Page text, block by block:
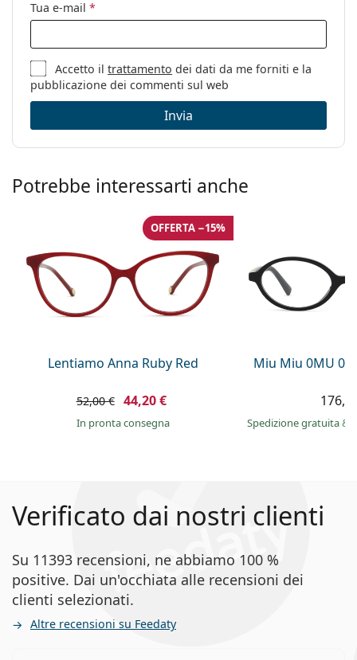
Sesso:
Donna
Categorie:
Occhiali da vista
Marca:
Esprit
Tua e-mail *
Accetto iltrattamento dei dati da me forniti e la
pubblicazione dei commenti sul web
Invia
Potrebbe interessarti anche
Lentiamo Anna Ruby Red
OFFERTA −15%
52,00 € 44,20 €
in pronta consegna
Miu Miu 0MU
Spedizione gratuita&
Verificato dai nostri clienti
Su 11393 recensioni, ne abbiamo 100 %
positive. Dai un'occhiata alle recensioni dei
clienti selezionati.
Altre recensioni su Feedaty